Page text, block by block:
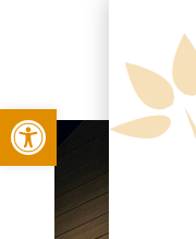
Open toolbar